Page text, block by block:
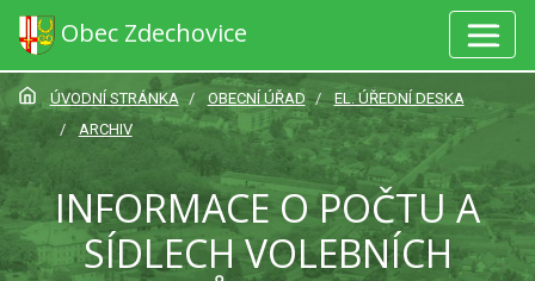
Obec Zdechovice
ÚVODNÍ STRÁNKA OBECNÍ ÚŘAD
EL. ÚŘEDNÍ DESKA
ARCHIV
INFORMACE O POČTU A
SÍDLECH VOLEBNÍCH